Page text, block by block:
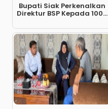
Bupati Siak Perkenalkan
Direktur BSP Kepada 100...